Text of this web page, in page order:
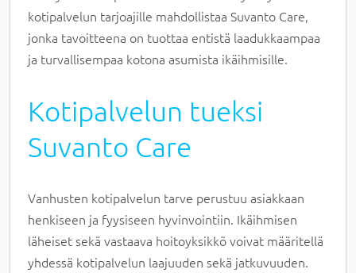
kotipalvelun tarjoajille mahdollistaa Suvanto Care,
jonka tavoitteena on tuottaa entistä laadukkaampaa
ja turvallisempaa kotona asumista ikäihmisille.
Kotipalvelun tueksi
Suvanto Care
Vanhusten kotipalvelun tarve perustuu asiakkaan
henkiseen ja fyysiseen hyvinvointiin. Ikäihmisen
läheiset sekä vastaava hoitoyksikkö voivat määritellä
yhdessä kotipalvelun laajuuden sekä jatkuvuuden.